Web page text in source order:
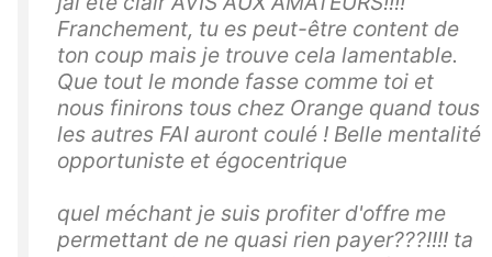
Franchement, tu es peut-être content de
ton coup mais je trouve cela lamentable.
Que tout le monde fasse comme toi et
nous finirons tous chez Orange quand tous
les autres FAI auront coulé ! Belle mentalité
opportuniste et égocentrique
quel méchant je suis profiter d'offre me
permettant de ne quasi rien payer???!!!! ta